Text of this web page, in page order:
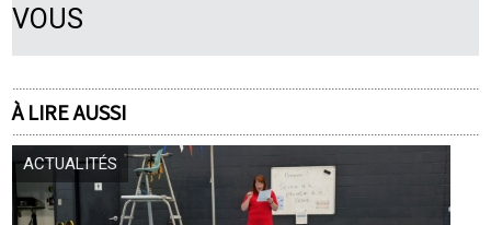
VOUS
À LIRE AUSSI
ACTUALITÉS